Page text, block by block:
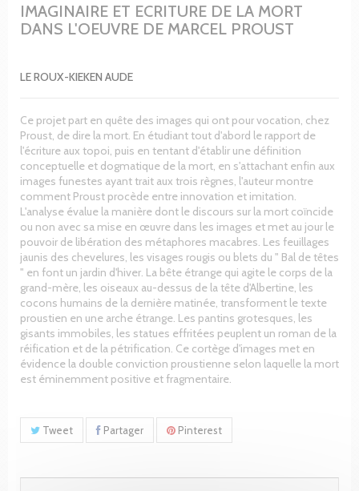
IMAGINAIRE ET ECRITURE DE LA MORT
DANS L'OEUVRE DE MARCEL PROUST
LE ROUX-KIEKEN AUDE
Ce projet part en quête des images qui ont pour vocation, chez
Proust, de dire la mort. En étudiant tout d'abord le rapport de
l'écriture aux topoi, puis en tentant d'établir une définition
conceptuelle et dogmatique de la mort, en s'attachant enfin aux
images funestes ayant trait aux trois règnes, l'auteur montre
comment Proust procède entre innovation et imitation.
L'analyse évalue la manière dont le discours sur la mort coïncide
ou non avec sa mise en œuvre dans les images et met au jour le
pouvoir de libération des métaphores macabres. Les feuillages
jaunis des chevelures, les visages rougis ou blets du " Bal de têtes
" en font un jardin d'hiver. La bête étrange qui agite le corps de la
grand-mère, les oiseaux au-dessus de la tête d'Albertine, les
cocons humains de la dernière matinée, transforment le texte
proustien en une arche étrange. Les pantins grotesques, les
gisants immobiles, les statues effritées peuplent un roman de la
réification et de la pétrification. Ce cortège d'images met en
évidence la double conviction proustienne selon laquelle la mort
est éminemment positive et fragmentaire.
Tweet Partager Pinterest